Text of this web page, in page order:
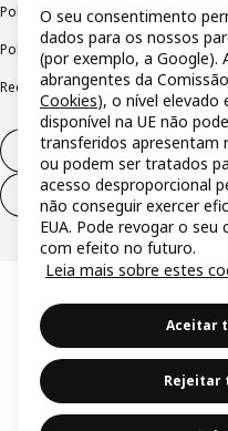
Política de privacidadePolítica de
Política de divulgação responsável
Reclamações e resolução de litígios
Direito de livre resolução
Direito de livre resolução
O seu consentimento
dados para os nossos
(por exemplo, a Google).
abrangentes da
Cookies), o nível
disponível na UE não
transferidos apresentam
ou podem ser tratados
acesso desproporcional
não conseguir exercer
EUA. Pode revogar o
com efeito no futuro.
Leia mais sobre estes
Aceitar
Rejeitar